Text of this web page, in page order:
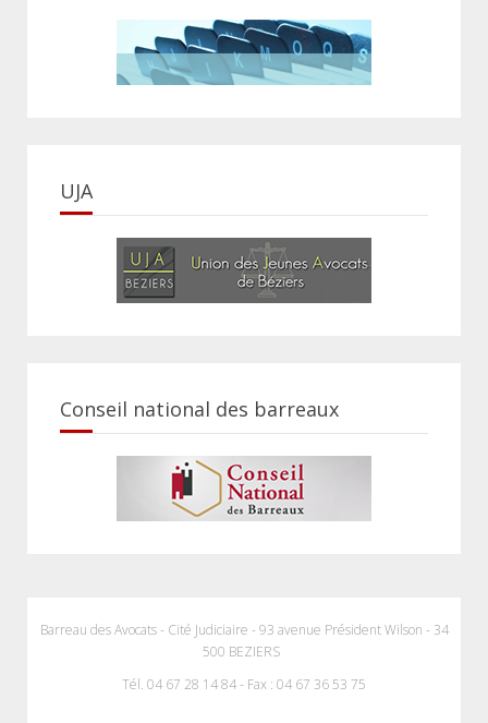
UJA
Conseil national des barreaux
Barreau des Avocats - Cité Judiciaire - 93 avenue Président Wilson - 34
500 BEZIERS
Tél. 04 67 28 14 84 - Fax : 04 67 36 53 75